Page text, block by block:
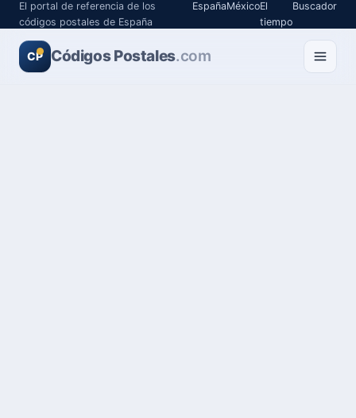
El portal de referencia de los
códigos postales de España
EspañaMéxicoEl
tiempo
Buscador
CP Códigos Postales.com